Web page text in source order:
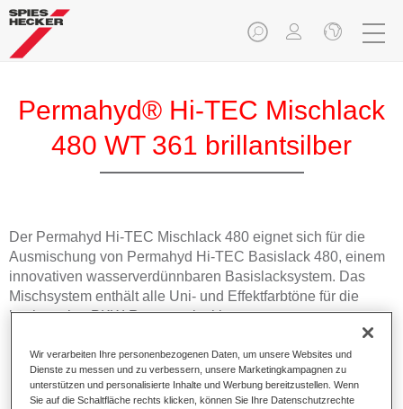
Permahyd® Hi-TEC Mischlack
480 WT 361 brillantsilber
Der Permahyd Hi-TEC Mischlack 480 eignet sich für die
Ausmischung von Permahyd Hi-TEC Basislack 480, einem
innovativen wasserverdünnbaren Basislacksystem. Das
Mischsystem enthält alle Uni- und Effektfarbtöne für die
hochwertige PKW-Reparaturlackierung.
Produktmerkmale
Einfach und schnell zu verarbeiten.
Bietet eine hohe Farbtongenauigkeit und gleichmäßige
Wir verarbeiten Ihre personenbezogenen Daten, um unsere Websites und
Dienste zu messen und zu verbessern, unsere Marketingkampagnen zu
unterstützen und personalisierte Inhalte und Werbung bereitzustellen. Wenn
Sie auf die Schaltfläche rechts klicken, können Sie Ihre Datenschutzrechte